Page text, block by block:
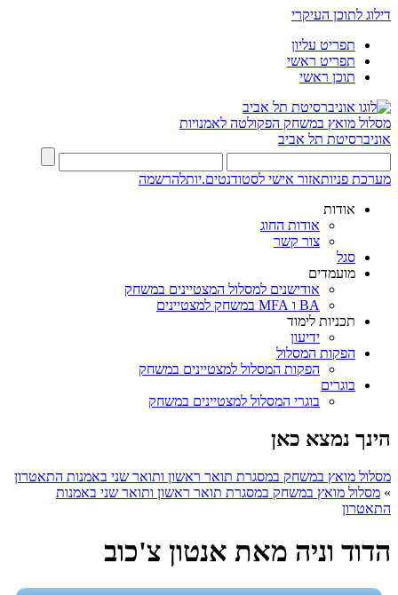
דילוג לתוכן העיקרי
תפריט עליון
תפריט ראשי
תוכן ראשי
מסלול מואץ במשחק הפקולטה לאמנויות
אוניברסיטת תל אביב
מערכת פניותאזור אישי לסטודנטים.יותלהרשמה
אודות
אודות החוג
צור קשר
סגל
מועמדים
אודישנים למסלול המצטיינים במשחק
BA ו MFA במשחק למצטיינים
תכניות לימוד
ידיעון
הפקות המסלול
הפקות המסלול למצטיינים במשחק
בוגרים
בוגרי המסלול למצטיינים במשחק
הינך נמצא כאן
מסלול מואץ במשחק במסגרת תואר ראשון ותואר שני באמנות התאטרון
» מסלול מואץ במשחק במסגרת תואר ראשון ותואר שני באמנות
התאטרון
הדוד וניה מאת אנטון צ'כוב